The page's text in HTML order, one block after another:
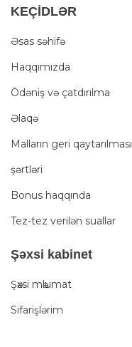
KEÇİDLƏR
Əsas səhifə
Haqqımızda
Ödəniş və çatdırılma
Əlaqə
Malların geri qaytarılması
şərtləri
Bonus haqqında
Tez-tez verilən suallar
Şәxsi kabinet
Şәxsi mәlumat
Sifarişlərim